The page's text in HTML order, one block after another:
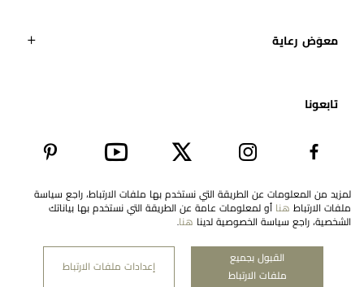
معوَض رعاية
تابعونا​
United Arab Emirates
EN
لمزيد من المعلومات عن الطريقة التي نستخدم بها ملفات الارتباط، راجع سياسة
ملفات الارتباط هنا
أو لمعلومات عامة عن الطريقة التي نستخدم بها بياناتك
الشخصية، راجع سياسة الخصوصية لدينا هنا.
القبول بجميع
ملفات الارتباط
إعدادات ملفات الارتباط